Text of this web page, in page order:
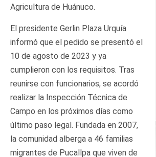
Agricultura de Huánuco.
El presidente Gerlin Plaza Urquía
informó que el pedido se presentó el
10 de agosto de 2023 y ya
cumplieron con los requisitos. Tras
reunirse con funcionarios, se acordó
realizar la Inspección Técnica de
Campo en los próximos días como
último paso legal. Fundada en 2007,
la comunidad alberga a 46 familias
migrantes de Pucallpa que viven de